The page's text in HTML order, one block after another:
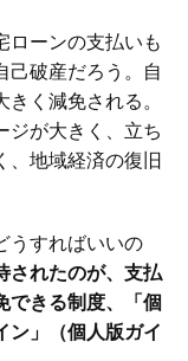
ーンの支払いも
己破産だろう。自
く減免される。
ジが大きく、立ち
、地域経済の復旧
うすればいいの
されたのが、支払
できる制度、「個
ン」（個人版ガイ